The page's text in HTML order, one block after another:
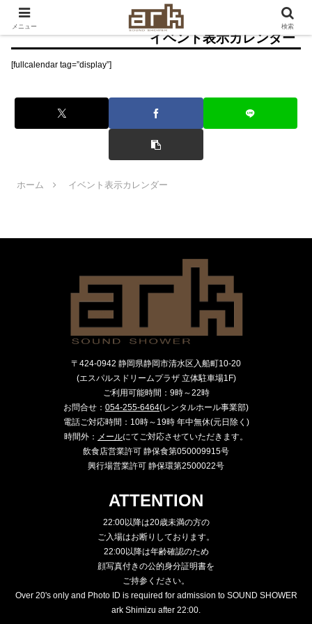
イベント表示カレンダー
[fullcalendar tag=”display”]
ホーム イベント表示カレンダー
〒424-0942 静岡県静岡市清水区入船町10-20
(エスパルスドリームプラザ 立体駐車場1F)
ご利用可能時間：9時～22時
お問合せ： 054-255-6464(レンタルホール事業部)
電話ご対応時間：10時～19時 年中無休(元日除く)
時間外： メールにてご対応させていただきます。
飲食店営業許可 静保食第050009915号
興行場営業許可 静保環第2500022号
ATTENTION
22:00以降は20歳未満の方の
ご入場はお断りしております。
22:00以降は年齢確認のため
顔写真付きの公的身分証明書を
ご持参ください。
Over 20's only and Photo ID is required for admission to SOUND SHOWER
ark Shimizu after 22:00.
メニュー 検索